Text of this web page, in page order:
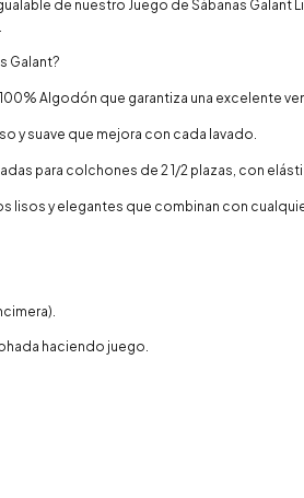
de nuestro Juego de Sábanas
Galant?
Algodón que garantiza una excelente
y suave que mejora con cada lavado.
para colchones de 2 1/2 plazas, con
lisos y elegantes que combinan con
haciendo juego.